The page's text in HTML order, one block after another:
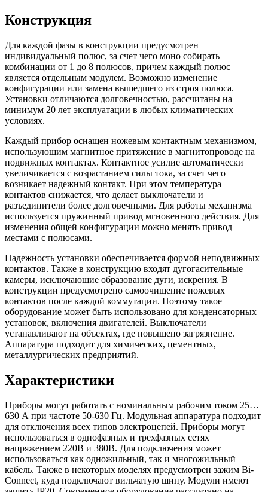
Конструкция
Для каждой фазы в конструкции предусмотрен
индивидуальный полюс, за счет чего моно собирать
комбинации от 1 до 8 полюсов, причем каждый полюс
является отдельным модулем. Возможно изменение
конфигурации или замена вышедшего из строя полюса.
Установки отличаются долговечностью, рассчитаны на
минимум 20 лет эксплуатации в любых климатических
условиях.
Каждый прибор оснащен ножевым контактным механизмом,
использующим магнитное притяжение в магнитопроводе на
подвижных контактах. Контактное усилие автоматически
увеличивается с возрастанием силы тока, за счет чего
возникает надежный контакт. При этом температура
контактов снижается, что делает выключатели и
разъединители более долговечными. Для работы механизма
используется пружинный привод мгновенного действия. Для
изменения общей конфигурации можно менять привод
местами с полюсами.
Надежность установки обеспечивается формой неподвижных
контактов. Также в конструкцию входят дугогасительные
камеры, исключающие образование дуги, искрения. В
конструкции предусмотрено самоочищение ножевых
контактов после каждой коммутации. Поэтому такое
оборудование может быть использовано для конденсаторных
установок, включения двигателей. Выключатели
устанавливают на объектах, где повышено загрязнение.
Аппаратура подходит для химических, цементных,
металлургических предприятий.
Характеристики
Приборы могут работать с номинальным рабочим током 25…
630 А при частоте 50-630 Гц. Модульная аппаратура подходит
для отключения всех типов электроцепей. Приборы могут
использоваться в однофазных и трехфазных сетях
напряжением 220В и 380В. Для подключения может
использоваться как одножильный, так и многожильный
кабель. Также в некоторых моделях предусмотрен зажим Bi-
Connect, куда подключают вильчатую шину. Модули имеют